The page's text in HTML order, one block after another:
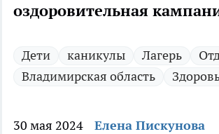
оздоровительная
Дети каникулы Лагерь
Владимирская область
30 мая 2024 Елена Пискунова